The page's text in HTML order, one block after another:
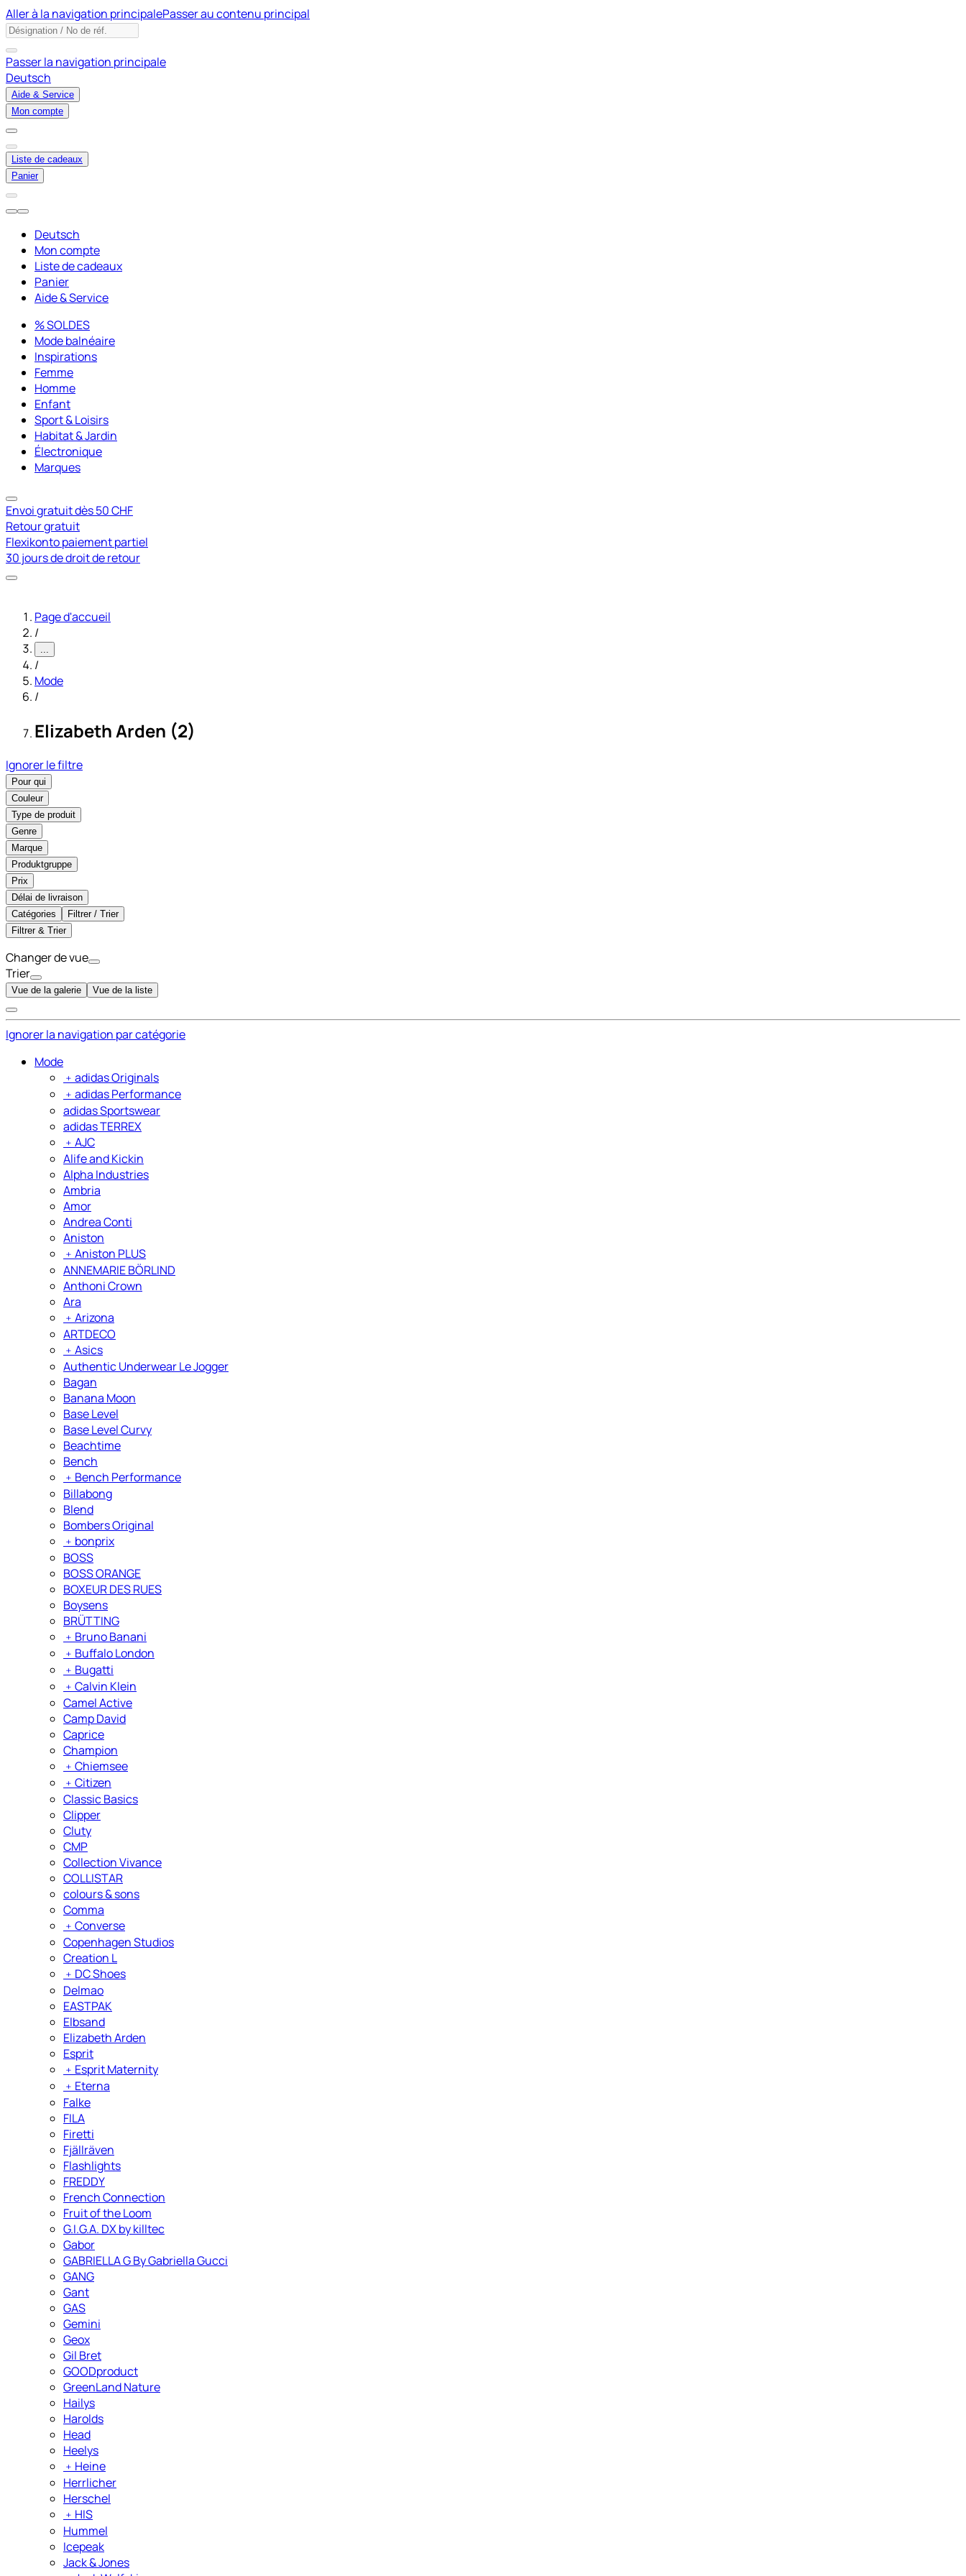
Aller à la navigation principalePasser au contenu principal
Passer la navigation principale
Deutsch
Aide & Service
Mon compte
Liste de cadeaux
Panier
Deutsch
Mon compte
Liste de cadeaux
Panier
Aide & Service
% SOLDES
Mode balnéaire
Inspirations
Femme
Homme
Enfant
Sport & Loisirs
Habitat & Jardin
Électronique
Marques
Envoi gratuit dès 50 CHF
Retour gratuit
Flexikonto paiement partiel
30 jours de droit de retour
Page d'accueil
/
...
/
Mode
/
Elizabeth Arden (2)
Ignorer le filtre
Pour qui
Couleur
Type de produit
Genre
Marque
Produktgruppe
Prix
Délai de livraison
Catégories
Filtrer / Trier
Filtrer & Trier
Changer de vue
Trier
Vue de la galerie Vue de la liste
Ignorer la navigation par catégorie
Mode
﹢ adidas Originals
﹢ adidas Performance
adidas Sportswear
adidas TERREX
﹢ AJC
Alife and Kickin
Alpha Industries
Ambria
Amor
Andrea Conti
Aniston
﹢ Aniston PLUS
ANNEMARIE BÖRLIND
Anthoni Crown
Ara
﹢ Arizona
ARTDECO
﹢ Asics
Authentic Underwear Le Jogger
Bagan
Banana Moon
Base Level
Base Level Curvy
Beachtime
Bench
﹢ Bench Performance
Billabong
Blend
Bombers Original
﹢ bonprix
BOSS
BOSS ORANGE
BOXEUR DES RUES
Boysens
BRÜTTING
﹢ Bruno Banani
﹢ Buffalo London
﹢ Bugatti
﹢ Calvin Klein
Camel Active
Camp David
Caprice
Champion
﹢ Chiemsee
﹢ Citizen
Classic Basics
Clipper
Cluty
CMP
Collection Vivance
COLLISTAR
colours & sons
Comma
﹢ Converse
Copenhagen Studios
Creation L
﹢ DC Shoes
Delmao
EASTPAK
Elbsand
Elizabeth Arden
Esprit
﹢ Esprit Maternity
﹢ Eterna
Falke
FILA
Firetti
Fjällräven
Flashlights
FREDDY
French Connection
Fruit of the Loom
G.I.G.A. DX by killtec
Gabor
GABRIELLA G By Gabriella Gucci
GANG
Gant
GAS
Gemini
Geox
Gil Bret
GOODproduct
GreenLand Nature
Hailys
Harolds
Head
Heelys
﹢ Heine
Herrlicher
Herschel
﹢ HIS
Hummel
Icepeak
Jack & Jones